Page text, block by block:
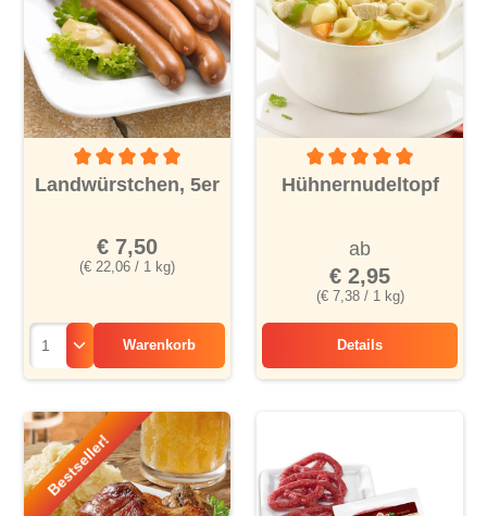
Durchschnittliche Bewertung von 5 von 5 Sternen
Landwürstchen, 5er
(€ 22,06 / 1 kg)
€ 7,50
Warenkorb
Durchschnittliche
Hühnernudeltopf
(€ 7,38 / 1 kg)
ab
€ 2,95
Details
Hühnernudeltopf
Bestseller!